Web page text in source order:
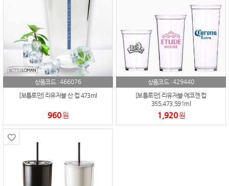
상품코드 :466076
[보틀로만] 리유저블 산 컵 473ml
960원
상품코드 :429440
[보틀로만] 리유저블 에코젠 컵
355,473,591ml
1,920원